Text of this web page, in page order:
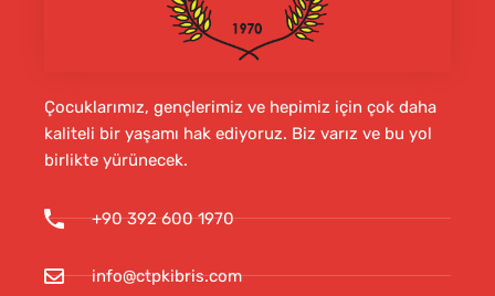
Çocuklarımız, gençlerimiz ve hepimiz için çok daha
kaliteli bir yaşamı hak ediyoruz. Biz varız ve bu yol
birlikte yürünecek.
+90 392 600 1970
info@ctpkibris.com